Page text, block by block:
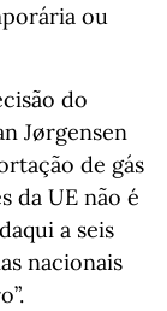
ou
do
Jørgensen
de gás
da UE não é
a seis
nacionais